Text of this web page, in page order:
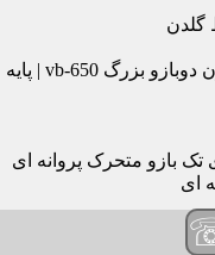
گلدن
قیمت و خرید براکت دیواری تلویزیون دوبازو بزرگ vb-650 | پایه
تک بازو متحرک پروانه ای
ای
براکت دیواری تلویزیون